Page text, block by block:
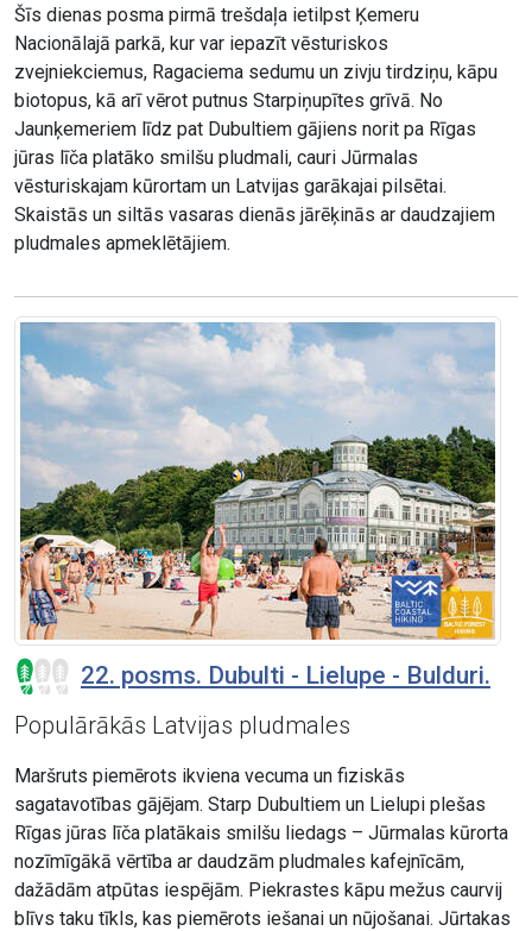
Šīs dienas posma pirmā trešdaļa ietilpst Ķemeru
Nacionālajā parkā, kur var iepazīt vēsturiskos
zvejniekciemus, Ragaciema sedumu un zivju tirdziņu, kāpu
biotopus, kā arī vērot putnus Starpiņupītes grīvā. No
Jaunķemeriem līdz pat Dubultiem gājiens norit pa Rīgas
jūras līča platāko smilšu pludmali, cauri Jūrmalas
vēsturiskajam kūrortam un Latvijas garākajai pilsētai.
Skaistās un siltās vasaras dienās jārēķinās ar daudzajiem
pludmales apmeklētājiem.
22. posms. Dubulti - Lielupe - Bulduri.
Populārākās Latvijas pludmales
Maršruts piemērots ikviena vecuma un fiziskās
sagatavotības gājējam. Starp Dubultiem un Lielupi plešas
Rīgas jūras līča platākais smilšu liedags – Jūrmalas kūrorta
nozīmīgākā vērtība ar daudzām pludmales kafejnīcām,
dažādām atpūtas iespējām. Piekrastes kāpu mežus caurvij
blīvs taku tīkls, kas piemērots iešanai un nūjošanai. Jūrtakas